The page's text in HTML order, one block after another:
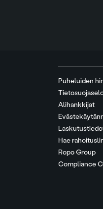
Puheluiden
Alihankkijat
Hae
Ropo Group
Compliance